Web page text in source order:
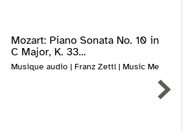
Mozart: Piano Sonata No. 10 in
C Major, K. 33...
Musique audio | Franz Zettl | Music Me